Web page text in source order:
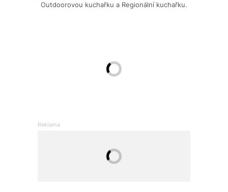
Outdoorovou kuchařku a Regionální kuchařku.